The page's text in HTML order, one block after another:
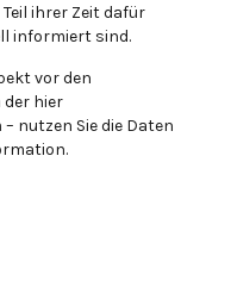
ihrer Zeit dafür
informiert sind.
vor den
hier
nutzen Sie die Daten